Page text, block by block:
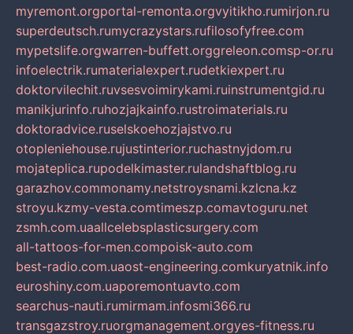
myremont.orgportal-remonta.orgvyitikho.rumirjon.ru
superdeutsch.rumycrazystars.rufilosofyfree.com
mypetslife.orgwarren-buffett.orggreleon.comsp-or.ru
infoelectrik.rumaterialexpert.rudetkiexpert.ru
doktorvilechit.ruvsesvoimirykami.ruinstrumentgid.ru
manikjurinfo.ruhozjajkainfo.rustroimaterials.ru
doktoradvice.ruselskoehozjajstvo.ru
otopleniehouse.rujustinterior.ruchastnyjdom.ru
mojateplica.rupodelkimaster.rulandshaftblog.ru
garazhov.commonamy.netstroysnami.kzlcna.kz
stroyu.kzmy-vesta.comtimeszp.comavtoguru.net
zsmh.com.uaallcelebsplasticsurgery.com
all-tattoos-for-men.compoisk-auto.com
best-radio.com.uaost-engineering.comkuryatnik.info
euroshiny.com.uaporemontuavto.com
searchus-nauti.rumirmam.infosmi366.ru
transgazstroy.ruorgmanagement.orgyes-fitness.ru